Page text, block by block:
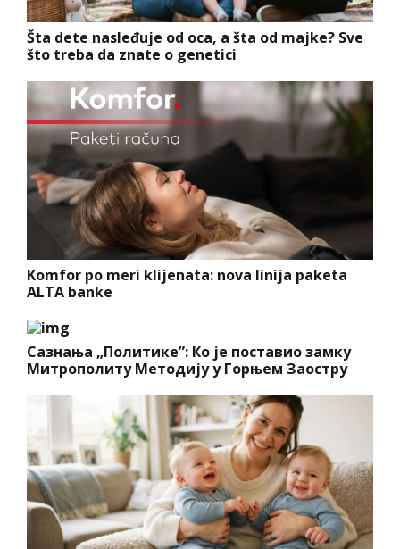
Šta dete nasleđuje od oca, a šta od majke? Sve
što treba da znate o genetici
Komfor po meri klijenata: nova linija paketa
ALTA banke
Сазнања „Политике”: Ко је поставио замку
Митрополиту Методију у Горњем Заостру